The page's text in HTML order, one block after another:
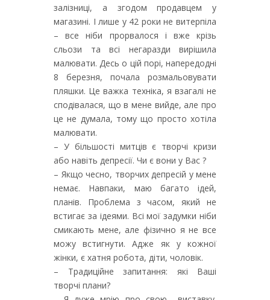
залізниці, а згодом продавцем у
магазині. І лише у 42 роки не витерпіла
– все ніби прорвалося і вже крізь
сльози та всі негаразди вирішила
малювати. Десь о цій порі, напередодні
8 березня, почала розмальовувати
пляшки. Це важка техніка, я взагалі не
сподівалася, що в мене вийде, але про
це не думала, тому що просто хотіла
малювати.
– У більшості митців є творчі кризи
або навіть депресії. Чи є вони у Вас ?
– Якщо чесно, творчих депресій у мене
немає. Навпаки, маю багато ідей,
планів. Проблема з часом, який не
встигає за ідеями. Всі мої задумки ніби
смикають мене, але фізично я не все
можу встигнути. Адже як у кожної
жінки, є хатня робота, діти, чоловік.
– Традиційне запитання: які Ваші
творчі плани?